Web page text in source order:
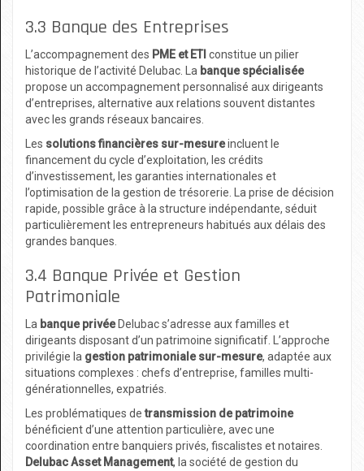
3.3 Banque des Entreprises
L’accompagnement des PME et ETI constitue un pilier
historique de l’activité Delubac. La banque spécialisée
propose un accompagnement personnalisé aux dirigeants
d’entreprises, alternative aux relations souvent distantes
avec les grands réseaux bancaires.
Les solutions financières sur-mesureincluent le
financement du cycle d’exploitation, les crédits
d’investissement, les garanties internationales et
l’optimisation de la gestion de trésorerie. La prise de décision
rapide, possible grâce à la structure indépendante, séduit
particulièrement les entrepreneurs habitués aux délais des
grandes banques.
3.4 Banque Privée et Gestion
Patrimoniale
La banque privéeDelubac s’adresse aux familles et
dirigeants disposant d’un patrimoine significatif. L’approche
privilégie la gestion patrimoniale sur-mesure, adaptée aux
situations complexes : chefs d’entreprise, familles multi-
générationnelles, expatriés.
Les problématiques detransmission de patrimoine
bénéficient d’une attention particulière, avec une
coordination entre banquiers privés, fiscalistes et notaires.
Delubac Asset Management, la société de gestion du